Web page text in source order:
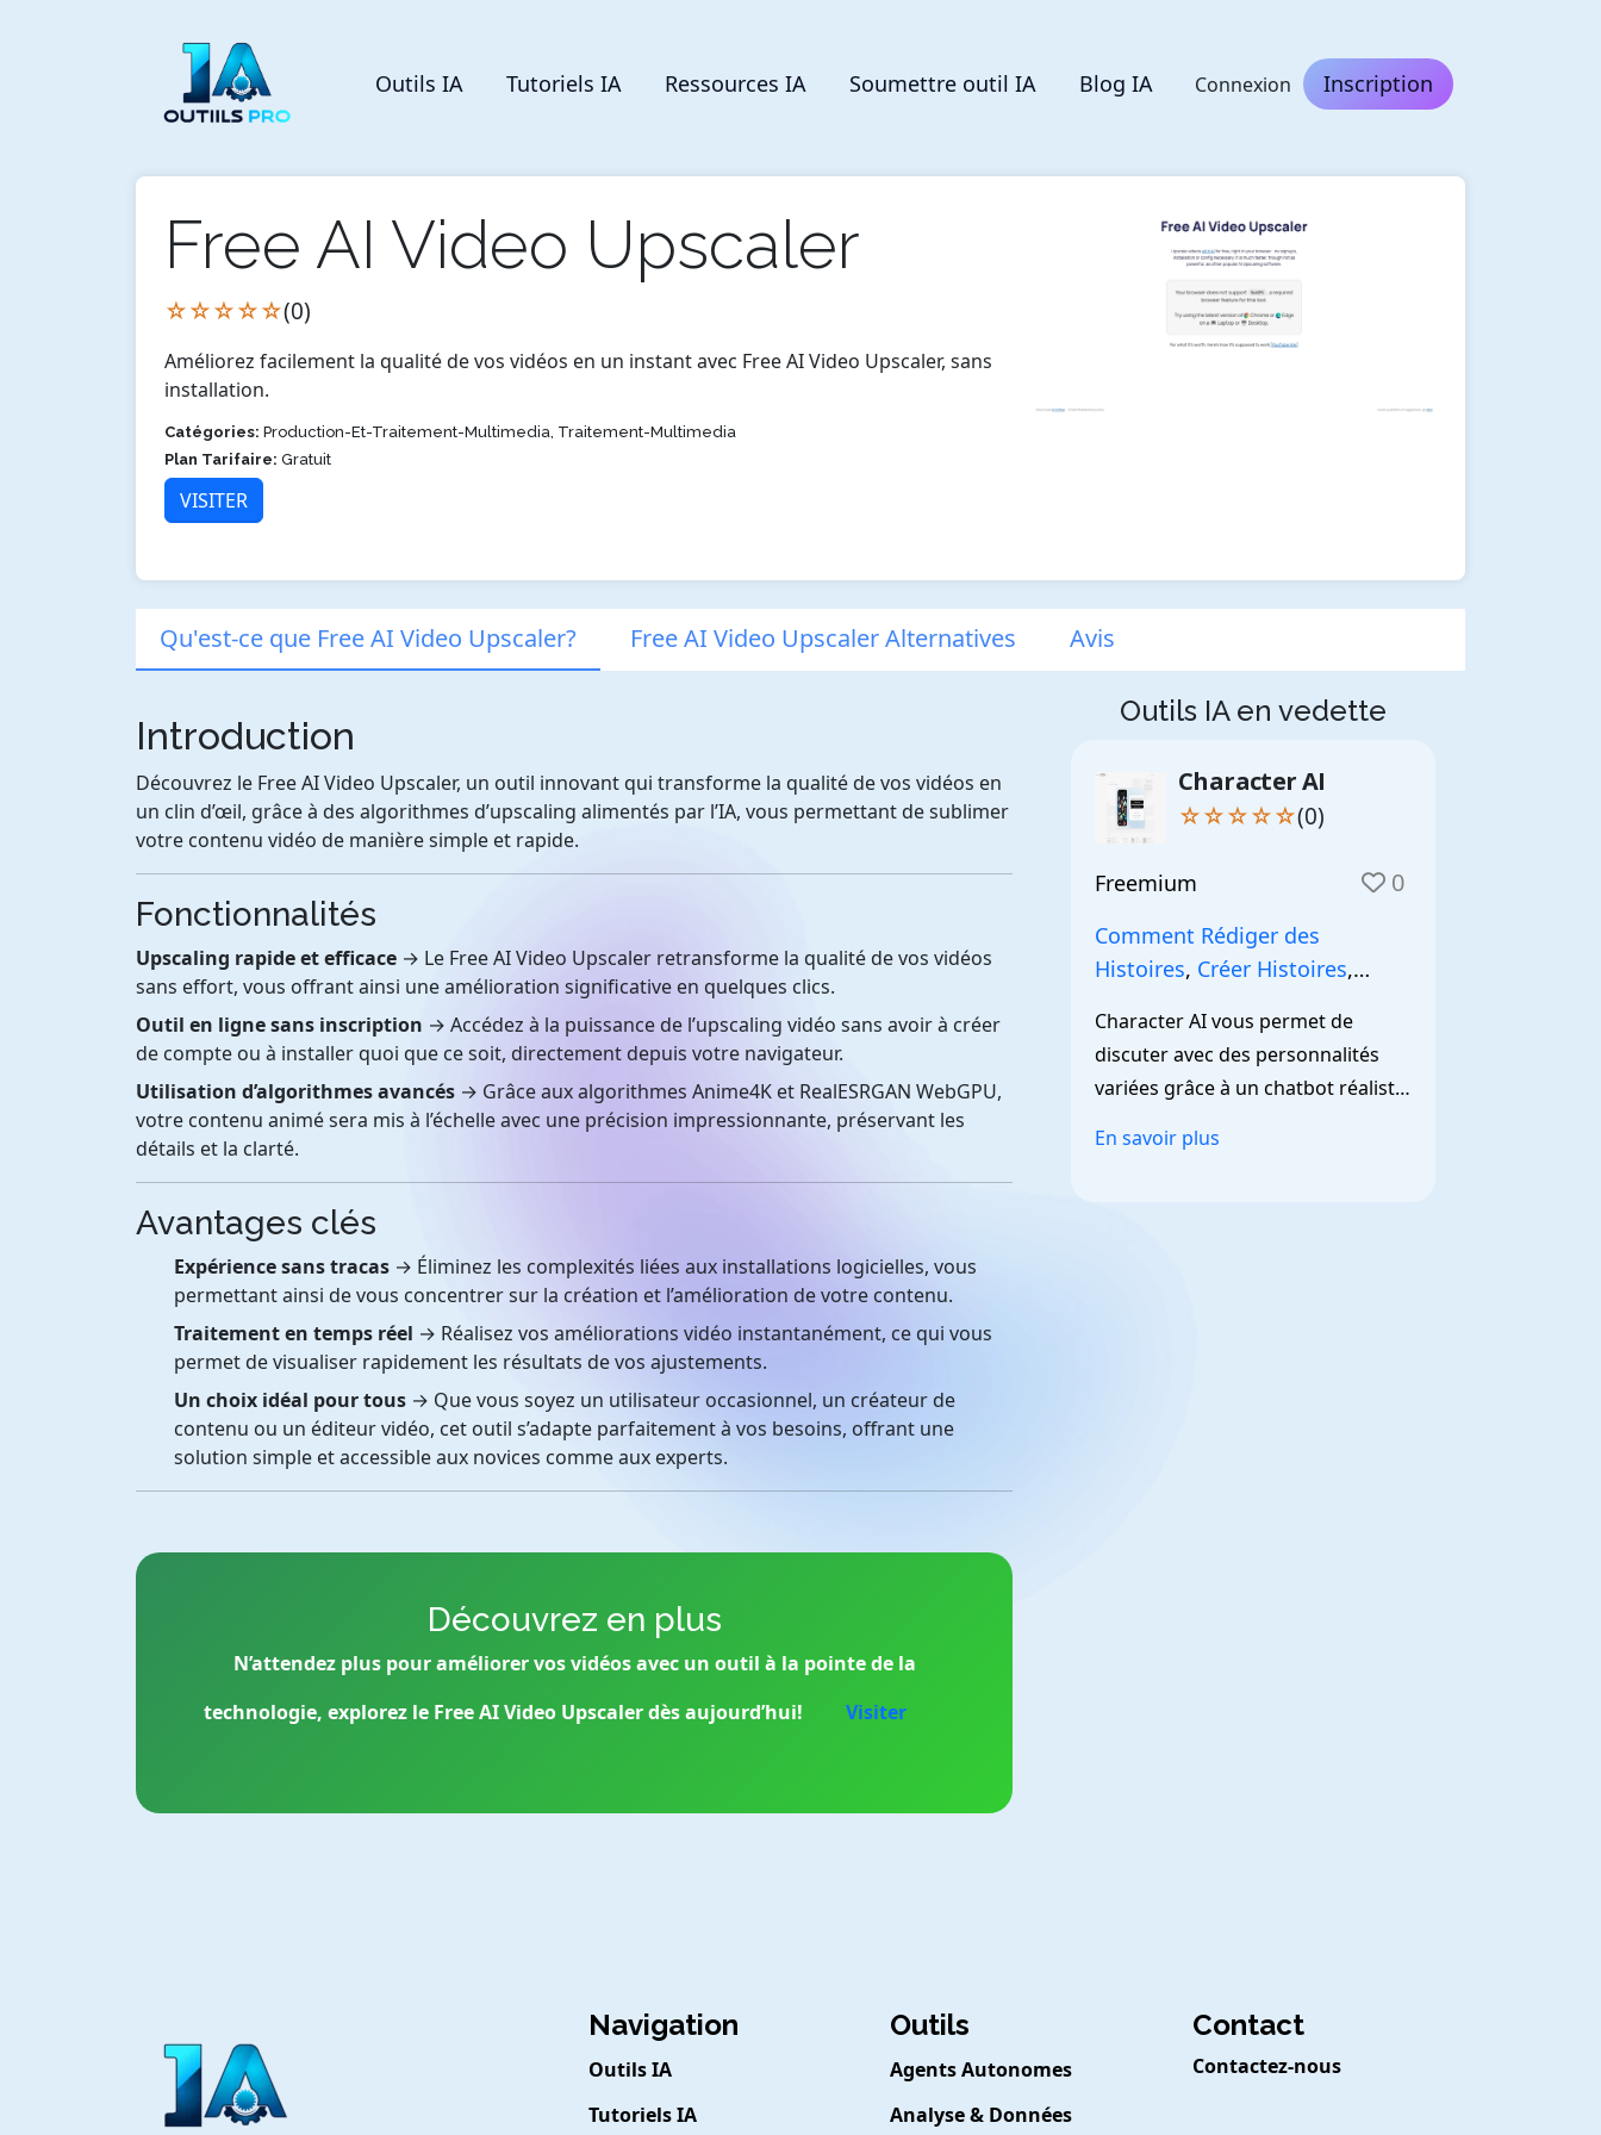
Outils IA Tutoriels IA Ressources IA Soumettre outil IA Blog IA Connexion Inscription
Free AI Video Upscaler
☆☆☆☆☆(0)
Améliorez facilement la qualité de vos vidéos en un instant avec Free AI Video Upscaler, sans
installation.
Catégories: Production-Et-Traitement-Multimedia, Traitement-Multimedia
Plan Tarifaire: Gratuit
VISITER
Qu'est-ce que Free AI Video Upscaler? Free AI Video Upscaler Alternatives Avis
Introduction
Découvrez le Free AI Video Upscaler, un outil innovant qui transforme la qualité de vos vidéos en
un clin d’œil, grâce à des algorithmes d’upscaling alimentés par l’IA, vous permettant de sublimer
votre contenu vidéo de manière simple et rapide.
Fonctionnalités
Upscaling rapide et efficace → Le Free AI Video Upscaler retransforme la qualité de vos vidéos
sans effort, vous offrant ainsi une amélioration significative en quelques clics.
Outil en ligne sans inscription → Accédez à la puissance de l’upscaling vidéo sans avoir à créer
de compte ou à installer quoi que ce soit, directement depuis votre navigateur.
Utilisation d’algorithmes avancés → Grâce aux algorithmes Anime4K et RealESRGAN WebGPU,
votre contenu animé sera mis à l’échelle avec une précision impressionnante, préservant les
détails et la clarté.
Avantages clés
Expérience sans tracas → Éliminez les complexités liées aux installations logicielles, vous
permettant ainsi de vous concentrer sur la création et l’amélioration de votre contenu.
Traitement en temps réel → Réalisez vos améliorations vidéo instantanément, ce qui vous
permet de visualiser rapidement les résultats de vos ajustements.
Un choix idéal pour tous → Que vous soyez un utilisateur occasionnel, un créateur de
contenu ou un éditeur vidéo, cet outil s’adapte parfaitement à vos besoins, offrant une
solution simple et accessible aux novices comme aux experts.
Découvrez en plus
N’attendez plus pour améliorer vos vidéos avec un outil à la pointe de la
technologie, explorez le Free AI Video Upscaler dès aujourd’hui!
Visiter
Outils IA en vedette
Character AI
☆☆☆☆☆(0)
Freemium 0
Comment Rédiger des
Histoires, Créer Histoires,
Character AI vous permet de
discuter avec des personnalités
variées grâce à un chatbot réaliste
En savoir plus
Navigation
Outils IA
Tutoriels IA
Outils
Agents Autonomes
Analyse & Données
Contact
Contactez-nous